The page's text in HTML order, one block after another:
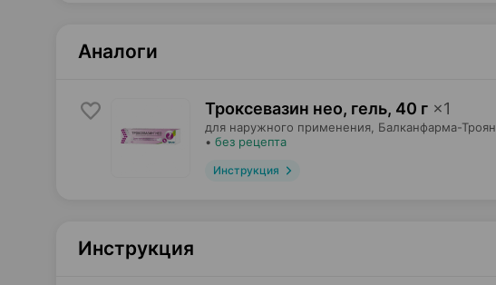
Аналоги
Троксевазин нео, гель, 40 г ×1
для наружного применения, Балканфарма-Троян
• без рецепта
Инструкция
Инструкция